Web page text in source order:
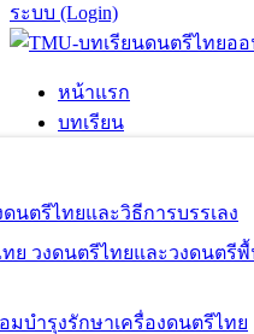
ระบบ (Login)
หน้าแรก
บทเรียน
ดนตรีไทยและวิธีการบรรเลง
ทย วงดนตรีไทยและวงดนตรี
มบำรุงรักษาเครื่องดนตรีไทย